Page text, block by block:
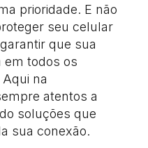
prioridade. E não
seu celular
que sua
em todos os
na
atentos a
soluções que
sua conexão.